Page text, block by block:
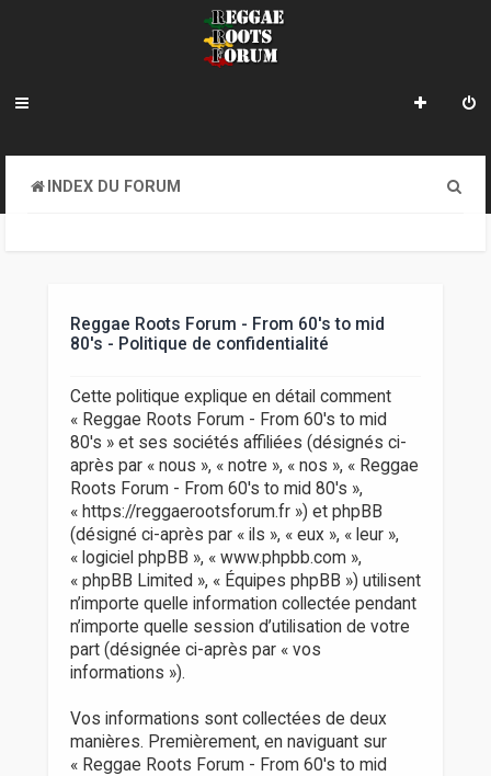
INDEX DU FORUM
Reggae Roots Forum - From 60's to mid
80's - Politique de confidentialité
Cette politique explique en détail comment
« Reggae Roots Forum - From 60's to mid
80's » et ses sociétés affiliées (désignés ci-
après par « nous », « notre », « nos », « Reggae
Roots Forum - From 60's to mid 80's »,
« https://reggaerootsforum.fr ») et phpBB
(désigné ci-après par « ils », « eux », « leur »,
« logiciel phpBB », « www.phpbb.com »,
« phpBB Limited », « Équipes phpBB ») utilisent
n’importe quelle information collectée pendant
n’importe quelle session d’utilisation de votre
part (désignée ci-après par « vos
informations »).
Vos informations sont collectées de deux
manières. Premièrement, en naviguant sur
« Reggae Roots Forum - From 60's to mid